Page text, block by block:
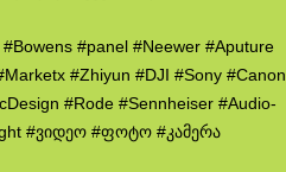
#panel #Neewer #Aputure
#Zhiyun #DJI #Sony #Canon
#Rode #Sennheiser #Audio-
#ვიდეო #ფოტო #კამერა